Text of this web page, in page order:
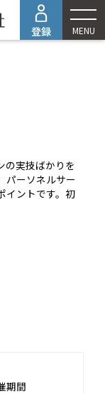
MENU
の実技ばかりを
パーソネルサー
イントです。初
期間